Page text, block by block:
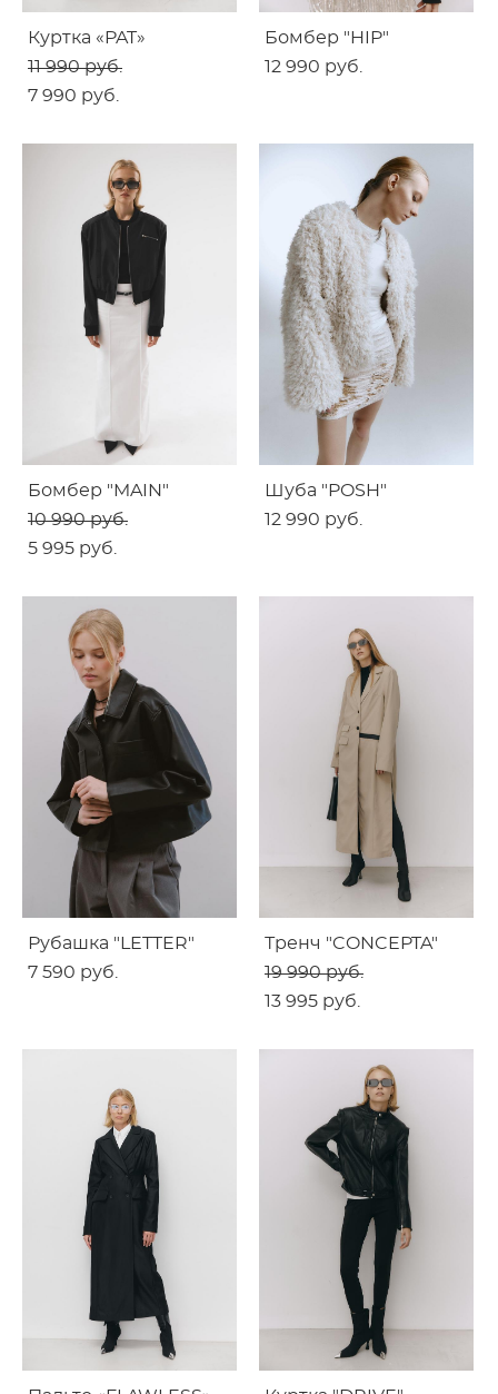
Куртка «PAT»
11 990 pуб.
7 990 pуб.
Бомбер "HIP"
12 990 pуб.
Бомбер "MAIN"
10 990 pуб.
5 995 pуб.
Шуба "POSH"
12 990 pуб.
Рубашка "LETTER"
7 590 pуб.
Тренч "CONCEPTA"
19 990 pуб.
13 995 pуб.